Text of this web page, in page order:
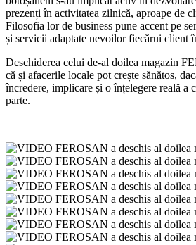
prezenți în activitatea zilnică, aproape de
Filosofia lor de business pune accent pe
și servicii adaptate nevoilor fiecărui client
Deschiderea celui de-al doilea magazin
că și afacerile locale pot crește sănătos,
încredere, implicare și o înțelegere reală a
parte.